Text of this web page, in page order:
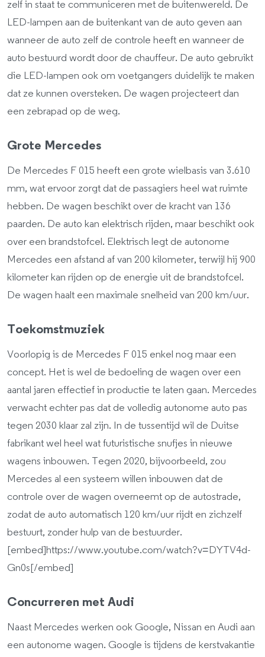
zelf in staat te communiceren met de buitenwereld. De
LED-lampen aan de buitenkant van de auto geven aan
wanneer de auto zelf de controle heeft en wanneer de
auto bestuurd wordt door de chauffeur. De auto gebruikt
die LED-lampen ook om voetgangers duidelijk te maken
dat ze kunnen oversteken. De wagen projecteert dan
een zebrapad op de weg.
Grote Mercedes
De Mercedes F 015 heeft een grote wielbasis van 3.610
mm, wat ervoor zorgt dat de passagiers heel wat ruimte
hebben. De wagen beschikt over de kracht van 136
paarden. De auto kan elektrisch rijden, maar beschikt ook
over een brandstofcel. Elektrisch legt de autonome
Mercedes een afstand af van 200 kilometer, terwijl hij 900
kilometer kan rijden op de energie uit de brandstofcel.
De wagen haalt een maximale snelheid van 200 km/uur.
Toekomstmuziek
Voorlopig is de Mercedes F 015 enkel nog maar een
concept. Het is wel de bedoeling de wagen over een
aantal jaren effectief in productie te laten gaan. Mercedes
verwacht echter pas dat de volledig autonome auto pas
tegen 2030 klaar zal zijn. In de tussentijd wil de Duitse
fabrikant wel heel wat futuristische snufjes in nieuwe
wagens inbouwen. Tegen 2020, bijvoorbeeld, zou
Mercedes al een systeem willen inbouwen dat de
controle over de wagen overneemt op de autostrade,
zodat de auto automatisch 120 km/uur rijdt en zichzelf
bestuurt, zonder hulp van de bestuurder.
[embed]https://www.youtube.com/watch?v=DYTV4d-
Gn0s[/embed]
Concurreren met Audi
Naast Mercedes werken ook Google, Nissan en Audi aan
een autonome wagen. Google is tijdens de kerstvakantie